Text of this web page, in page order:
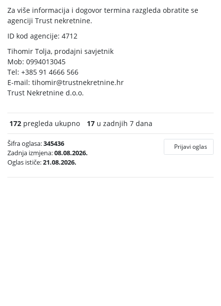
Za više informacija i dogovor termina razgleda obratite se
agenciji Trust nekretnine.
ID kod agencije: 4712
Tihomir Tolja, prodajni savjetnik
Mob: 0994013045
Tel: +385 91 4666 566
E-mail: tihomir@trustnekretnine.hr
Trust Nekretnine d.o.o.
172 pregleda ukupno 17 u zadnjih 7 dana
Šifra oglasa:345436
Zadnja izmjena:08.08.2026.
Oglas ističe:21.08.2026.
Prijavi oglas